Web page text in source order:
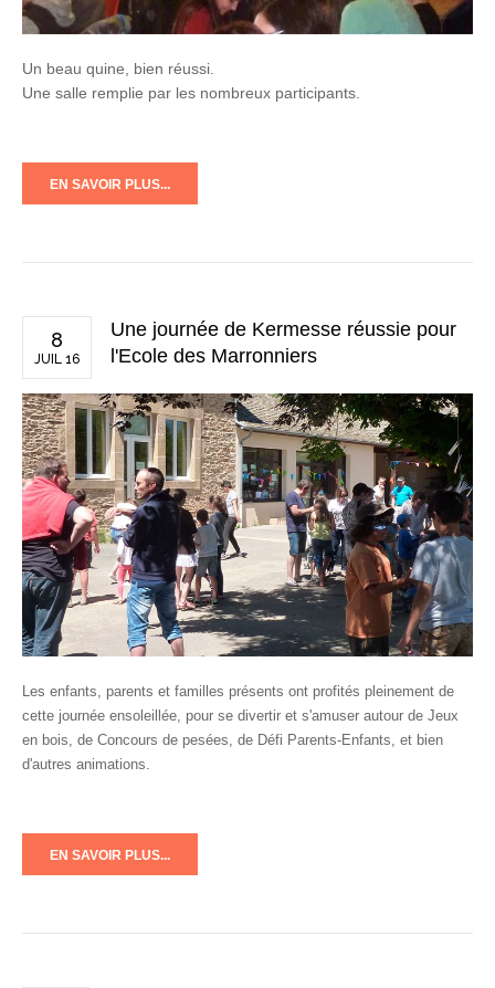
Un beau quine, bien réussi.
Une salle remplie par les nombreux participants.
EN SAVOIR PLUS...
8
JUIL 16
Une journée de Kermesse réussie pour
l'Ecole des Marronniers
Les enfants, parents et familles présents ont profités pleinement de
cette journée ensoleillée, pour se divertir et s'amuser autour de Jeux
en bois, de Concours de pesées, de Défi Parents-Enfants, et bien
d'autres animations.
EN SAVOIR PLUS...